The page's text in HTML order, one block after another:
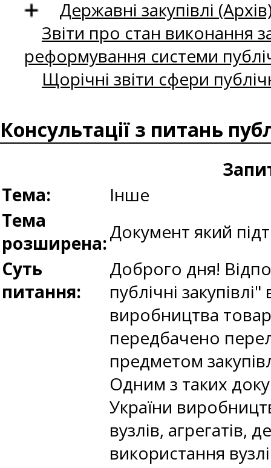
Державні закупівлі
Звіти про стан виконання
реформування системи
Щорічні звіти сфери
Консультації з питань
Тема:
Інше
Тема
розширена:Документ який
Суть
питання:
Доброго дня!
публічні
виробництва
передбачено
предметом
Одним з таких
України
вузлів, агрегатів,
використання